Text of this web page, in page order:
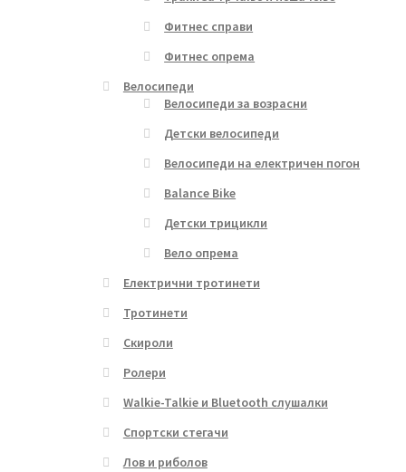
Фитнес справи
Фитнес опрема
Велосипеди
Велосипеди за возрасни
Детски велосипеди
Велосипеди на електричен погон
Balance Bike
Детски трицикли
Вело опрема
Електрични тротинети
Тротинети
Скироли
Ролери
Walkie-Talkie и Bluetooth слушалки
Спортски стегачи
Лов и риболов